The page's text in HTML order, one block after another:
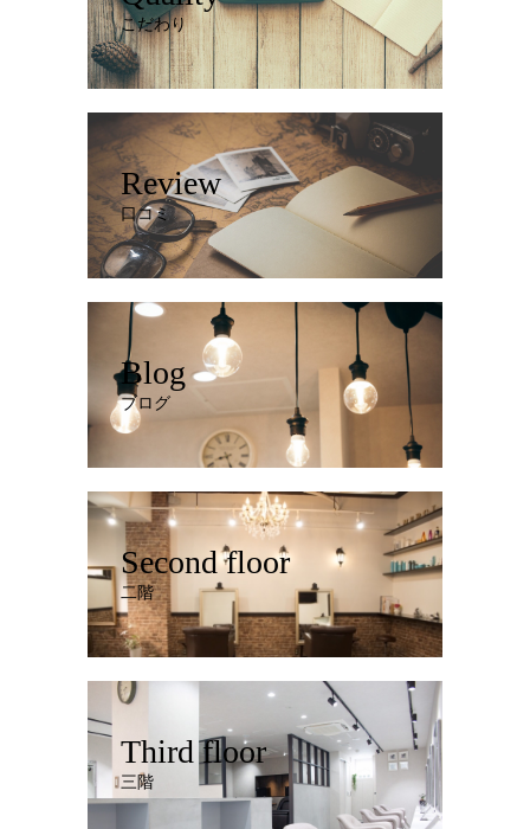
こだわり
Review
口コミ
Blog
ブログ
Second floor
二階
Third floor
三階